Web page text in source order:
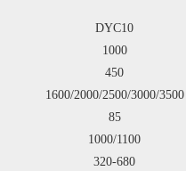
DYC10
1000
450
1600/2000/2500/3000/3500
85
1000/1100
320-680